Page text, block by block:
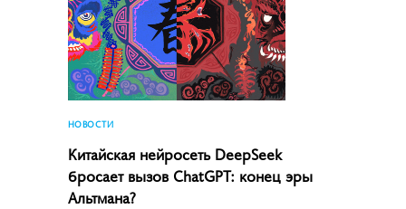
НОВОСТИ
Китайская нейросеть DeepSeek
бросает вызов ChatGPT: конец эры
Альтмана?